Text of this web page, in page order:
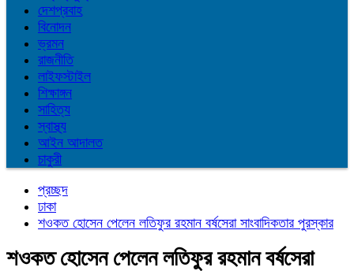
দেশপ্রবাহ
বিনোদন
ভ্রমন
রাজনীতি
লাইফস্টাইল
শিক্ষাঙ্গন
সাহিত্য
স্বাস্থ্য
আইন আদালত
চাকুরী
প্রচ্ছদ
ঢাকা
শওকত হোসেন পেলেন লতিফুর রহমান বর্ষসেরা সাংবাদিকতার পুরস্কার
শওকত হোসেন পেলেন লতিফুর রহমান বর্ষসেরা